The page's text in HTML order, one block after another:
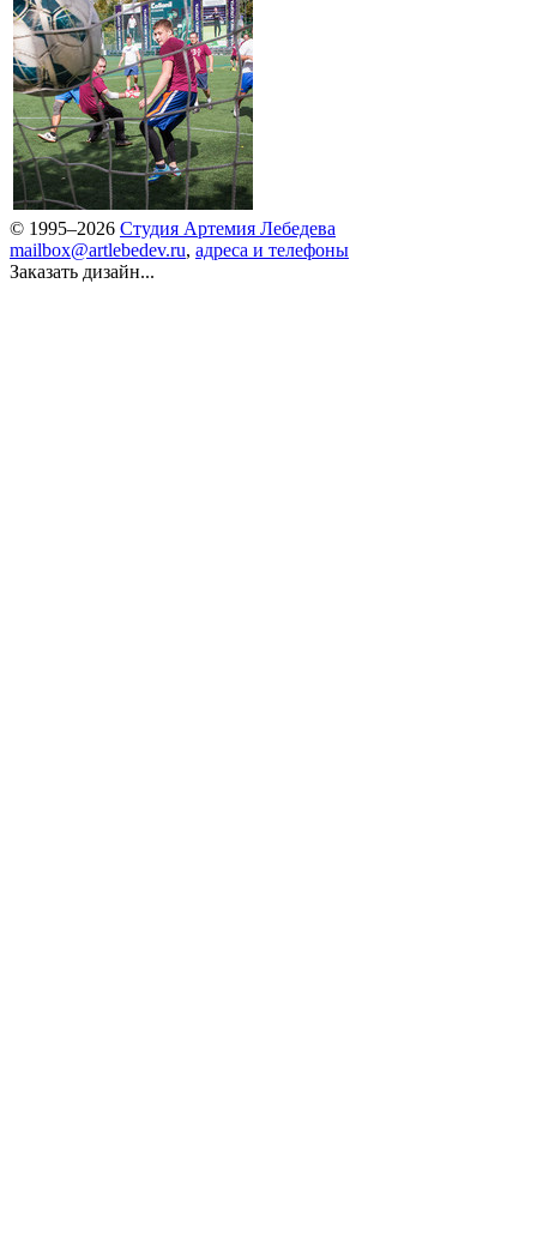
© 1995–2026 Студия Артемия Лебедева
mailbox@artlebedev.ru, адреса и телефоны
Заказать дизайн...